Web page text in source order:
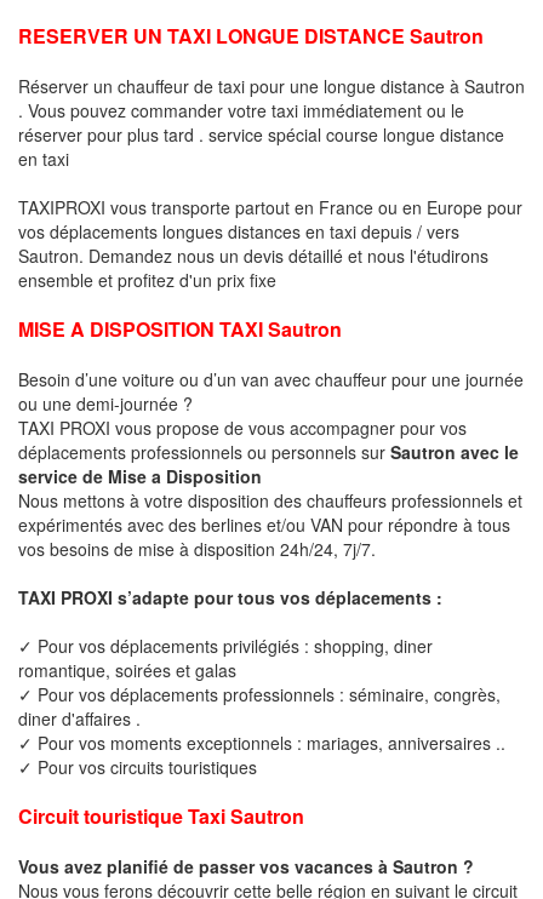
RESERVER UN TAXI LONGUE DISTANCE Sautron
Réserver un chauffeur de taxi pour une longue distance à Sautron
. Vous pouvez commander votre taxi immédiatement ou le
réserver pour plus tard . service spécial course longue distance
en taxi
TAXIPROXI vous transporte partout en France ou en Europe pour
vos déplacements longues distances en taxi depuis / vers
Sautron. Demandez nous un devis détaillé et nous l'étudirons
ensemble et profitez d'un prix fixe
MISE A DISPOSITION TAXI Sautron
Besoin d’une voiture ou d’un van avec chauffeur pour une journée
ou une demi-journée ?
TAXI PROXI vous propose de vous accompagner pour vos
déplacements professionnels ou personnels sur Sautron avec le
service de Mise a Disposition
Nous mettons à votre disposition des chauffeurs professionnels et
expérimentés avec des berlines et/ou VAN pour répondre à tous
vos besoins de mise à disposition 24h/24, 7j/7.
TAXI PROXI s’adapte pour tous vos déplacements :
✓ Pour vos déplacements privilégiés : shopping, diner
romantique, soirées et galas
✓ Pour vos déplacements professionnels : séminaire, congrès,
diner d'affaires .
✓ Pour vos moments exceptionnels : mariages, anniversaires ..
✓ Pour vos circuits touristiques
Circuit touristique Taxi Sautron
Vous avez planifié de passer vos vacances à Sautron ?
Nous vous ferons découvrir cette belle région en suivant le circuit